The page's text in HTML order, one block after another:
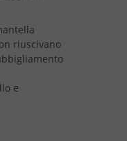
riuscivano
e